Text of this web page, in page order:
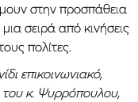
στην προσπάθεια
σειρά από κινήσεις
πολίτες.
επικοινωνιακό,
του κ. Ψυρρόπουλου,